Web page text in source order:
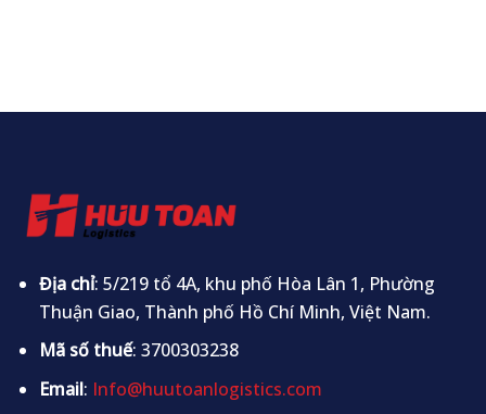
Địa chỉ: 5/219 tổ 4A, khu phố Hòa Lân 1, Phường
Thuận Giao, Thành phố Hồ Chí Minh, Việt Nam.
Mã số thuế: 3700303238
Email: Info@huutoanlogistics.com